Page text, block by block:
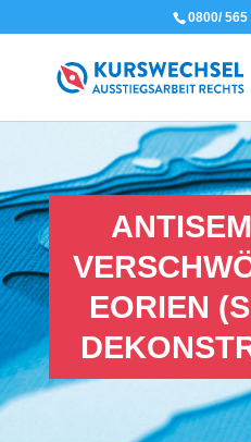
0800/ 565
EORIEN